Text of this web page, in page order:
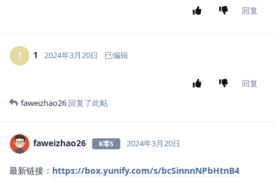
回复
1 1 2024年3月20日 已编辑
回复
faweizhao26 回复了此帖
faweizhao26 K零S 2024年3月20日
最新链接： https://box.yunify.com/s/bcSinnnNPbHtnB4